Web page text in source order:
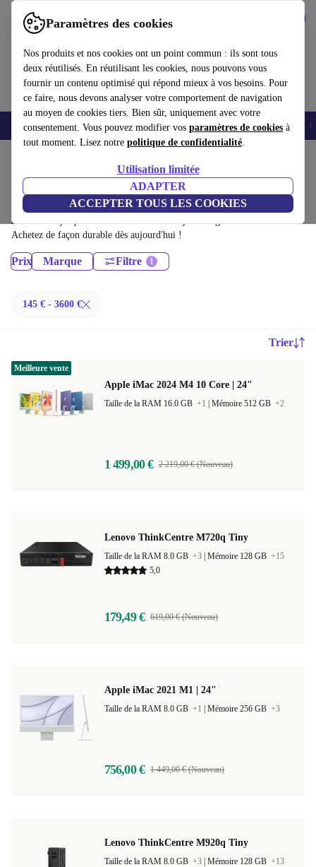
Paramètres des cookies
Nos produits et nos cookies ont un point commun : ils sont tous
deux réutilisés. En réutilisant les cookies, nous pouvons vous
fournir un contenu optimisé qui répond mieux à vos besoins. Pour
ce faire, nous devons analyser votre comportement de navigation
au moyen de cookies tiers. Bien sûr, uniquement avec votre
consentement. Vous pouvez modifier vos paramètres de cookies à
tout moment. Lisez notre politique de confidentialité.
Utilisation limitée
ADAPTER
ACCEPTER TOUS LES COOKIES
Utilisez refurbed rapidement et facilement
Smartphones Laptops Tablettes Montres connectées Accessoires
Ordinateurs de bureau:
Ordinateurs de bureau certifiés reconditionnés à moins de 3600€ –
économisez jusqu'à 40 %. Retours sous 30 jours et garantie de 12 mois.
Achetez de façon durable dès aujourd'hui !
Prix Marque Filtre
145 € - 3600 €
Trier
Apple iMac 2024 M4 10 Core | 24"
Taille de la RAM 16.0 GB +1 Mémoire 512 GB +2
1 499,00 € 2 219,00 € (Nouveau)
Meilleure vente
Lenovo ThinkCentre M720q Tiny
Taille de la RAM 8.0 GB +3 Mémoire 128 GB +15
5,0
179,49 € 619,00 € (Nouveau)
Apple iMac 2021 M1 | 24"
Taille de la RAM 8.0 GB +1 Mémoire 256 GB +3
756,00 € 1 449,00 € (Nouveau)
Lenovo ThinkCentre M920q Tiny
Taille de la RAM 8.0 GB +3 Mémoire 128 GB +13